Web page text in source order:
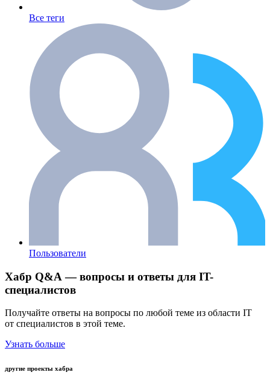
Все теги
Пользователи
Хабр Q&A — вопросы и ответы для IT-
специалистов
Получайте ответы на вопросы по любой теме из области IT
от специалистов в этой теме.
Узнать больше
другие проекты хабра